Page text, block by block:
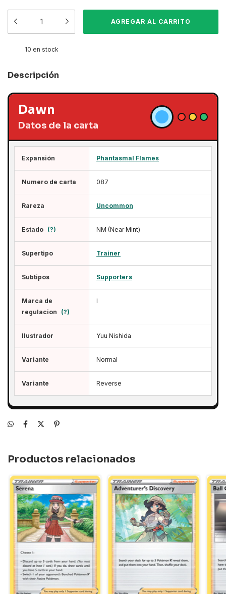
10 en stock
Descripción
Dawn
Datos de la carta
Expansión Phantasmal Flames
Numero de carta 087
Rareza Uncommon
Estado (?) NM (Near Mint)
Supertipo Trainer
Subtipos Supporters
Marca de
regulacion
(?)
I
Ilustrador Yuu Nishida
Variante Normal
Variante Reverse
Productos relacionados